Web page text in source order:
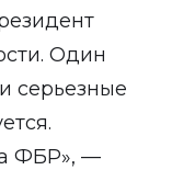
Один
серьезные
ФБР», —